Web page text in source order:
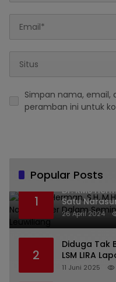
Simpan nama, email,
peramban ini untuk
Popular Posts
1
Dr. KMS
Satu
kesehatan
26 April 2024
2
Diduga Tak
LSM LIRA
Kejaksaan
11 Juni 2025